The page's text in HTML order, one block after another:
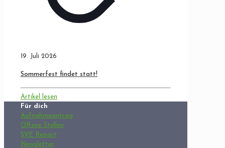
19. Juli 2026
Sommerfest findet statt!
Artikel lesen
Für dich
Aufnahmeantrag
Offene Stellen
SVE Report
Newsletter